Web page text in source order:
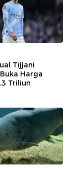
Tijjani
Harga
Triliun